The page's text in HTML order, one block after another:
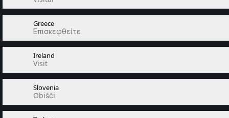
Greece
Επισκεφθείτε
Ireland
Visit
Slovenia
Obišči